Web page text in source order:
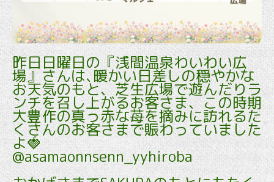
昨日日曜日の『浅間温泉わいわい広
場』さんは､暖かい日差しの穏やかな
お天気のもと、芝生広場で遊んだりラ
ンチを召し上がるお客さま、この時期
大豊作の真っ赤な苺を摘みに訪れるた
くさんのお客さまで賑わっていました
よ🍓
@asamaonnsenn_yyhiroba